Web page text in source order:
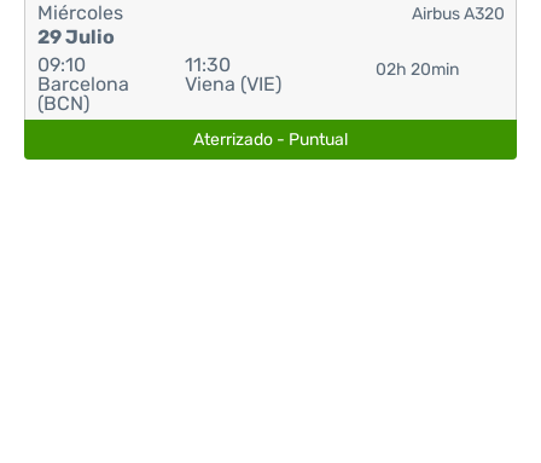
Miércoles
29 Julio
09:10
Barcelona
(BCN)
11:30
Viena (VIE)
02h 20min
Airbus A320
Aterrizado - Puntual